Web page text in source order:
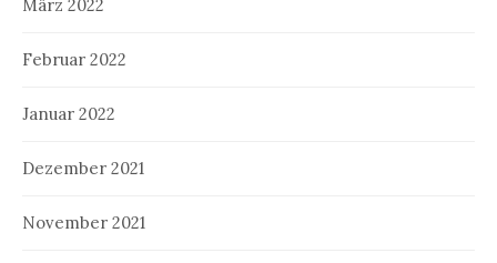
März 2022
Februar 2022
Januar 2022
Dezember 2021
November 2021